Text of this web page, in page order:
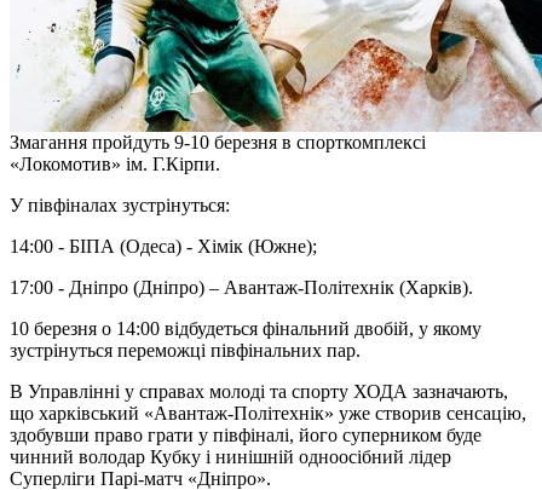
Змагання пройдуть 9-10 березня в спорткомплексі
«Локомотив» ім. Г.Кірпи.
У півфіналах зустрінуться:
14:00 - БІПА (Одеса) - Хімік (Южне);
17:00 - Дніпро (Дніпро) – Авантаж-Політехнік (Харків).
10 березня о 14:00 відбудеться фінальний двобій, у якому
зустрінуться переможці півфінальних пар.
В Управлінні у справах молоді та спорту ХОДА зазначають,
що харківський «Авантаж-Політехнік» уже створив сенсацію,
здобувши право грати у півфіналі, його суперником буде
чинний володар Кубку і нинішній одноосібний лідер
Суперліги Парі-матч «Дніпро».